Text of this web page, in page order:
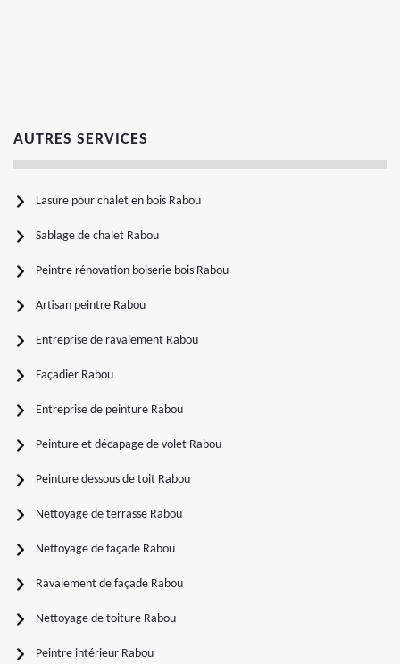
AUTRES SERVICES
Lasure pour chalet en bois Rabou
Sablage de chalet Rabou
Peintre rénovation boiserie bois Rabou
Artisan peintre Rabou
Entreprise de ravalement Rabou
Façadier Rabou
Entreprise de peinture Rabou
Peinture et décapage de volet Rabou
Peinture dessous de toit Rabou
Nettoyage de terrasse Rabou
Nettoyage de façade Rabou
Ravalement de façade Rabou
Nettoyage de toiture Rabou
Peintre intérieur Rabou